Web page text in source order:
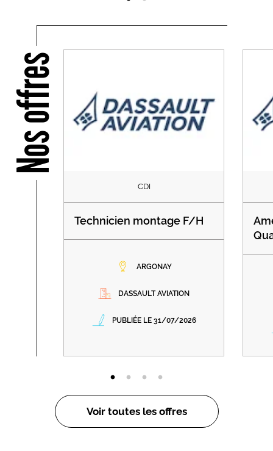
Nos offres
CDI
Technicien montage F/H
ARGONAY
DASSAULT AVIATION
PUBLIÉE LE 31/07/2026
Voir toutes les offres